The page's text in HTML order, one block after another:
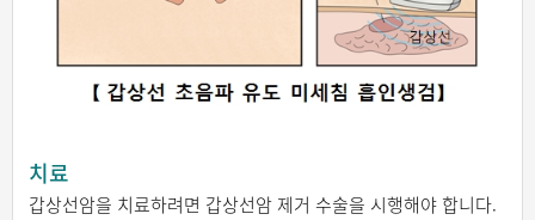
치료
갑상선암을 치료하려면 갑상선암 제거 수술을 시행해야 합니다.